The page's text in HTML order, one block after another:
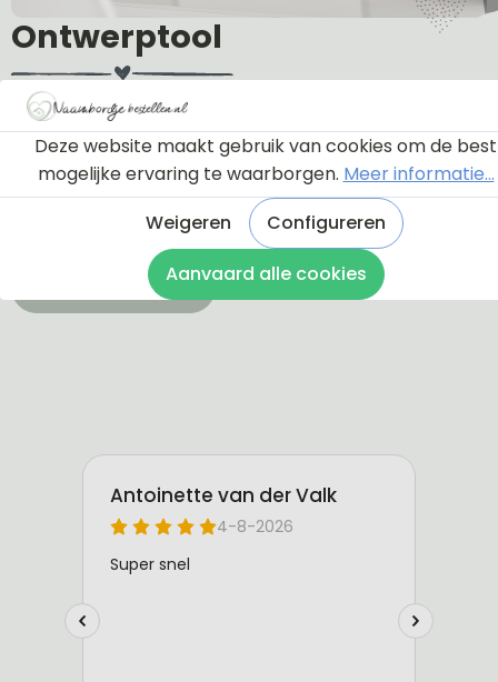
Ontwerptool
Via onderstaande knop komt u bij een instructie en
een tutorial die u een rondleiding geeft door de
ontwerptool. Hierdoor weet u precies hoe u zelf uw
naambordje helemaal kunt aanpassen en naar uw
eigen smaak kunt ontwerpen.
Bekijk de instructie
Deze website maakt gebruik van cookies om de best
mogelijke ervaring te waarborgen. Meer informatie...
Weigeren
Configureren
Aanvaard alle cookies